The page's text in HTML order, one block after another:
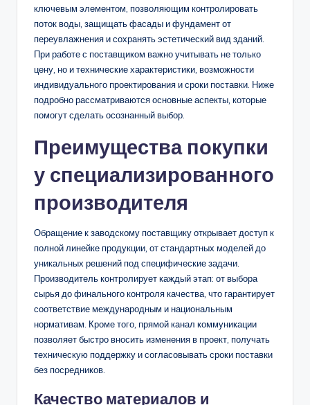
ключевым элементом, позволяющим контролировать
поток воды, защищать фасады и фундамент от
переувлажнения и сохранять эстетический вид зданий.
При работе с поставщиком важно учитывать не только
цену, но и технические характеристики, возможности
индивидуального проектирования и сроки поставки. Ниже
подробно рассматриваются основные аспекты, которые
помогут сделать осознанный выбор.
Преимущества покупки
у специализированного
производителя
Обращение к заводскому поставщику открывает доступ к
полной линейке продукции, от стандартных моделей до
уникальных решений под специфические задачи.
Производитель контролирует каждый этап: от выбора
сырья до финального контроля качества, что гарантирует
соответствие международным и национальным
нормативам. Кроме того, прямой канал коммуникации
позволяет быстро вносить изменения в проект, получать
техническую поддержку и согласовывать сроки поставки
без посредников.
Качество материалов и